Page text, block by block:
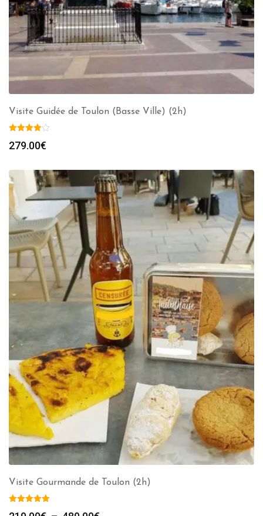
Visite Guidée de Toulon (Basse Ville) (2h)
279.00€
Visite Gourmande de Toulon (2h)